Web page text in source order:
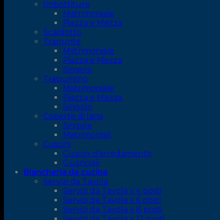
Imbottiture
Matrimoniale
Piazza e Mezza
Scaldotto
Trapunte
Matrimoniale
Piazza e Mezza
Singolo
Trapuntino
Matrimoniale
Piazza e Mezza
Singolo
Coperte di lana
Singole
Matrimoniali
Cuscini
Cuscini d’arredamento
Guanciali
Biancheria da cucina
Servizi da Tavola
Servizi da Tavola x 4 posti
Servizi da Tavola x 6 posti
Servizi da Tavola x 8 posti